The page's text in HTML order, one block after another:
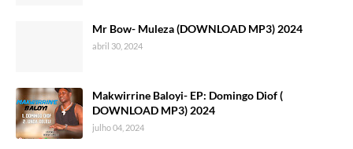
Mr Bow- Muleza (DOWNLOAD MP3) 2024
abril 30, 2024
Makwirrine Baloyi- EP: Domingo Diof (
DOWNLOAD MP3) 2024
julho 04, 2024